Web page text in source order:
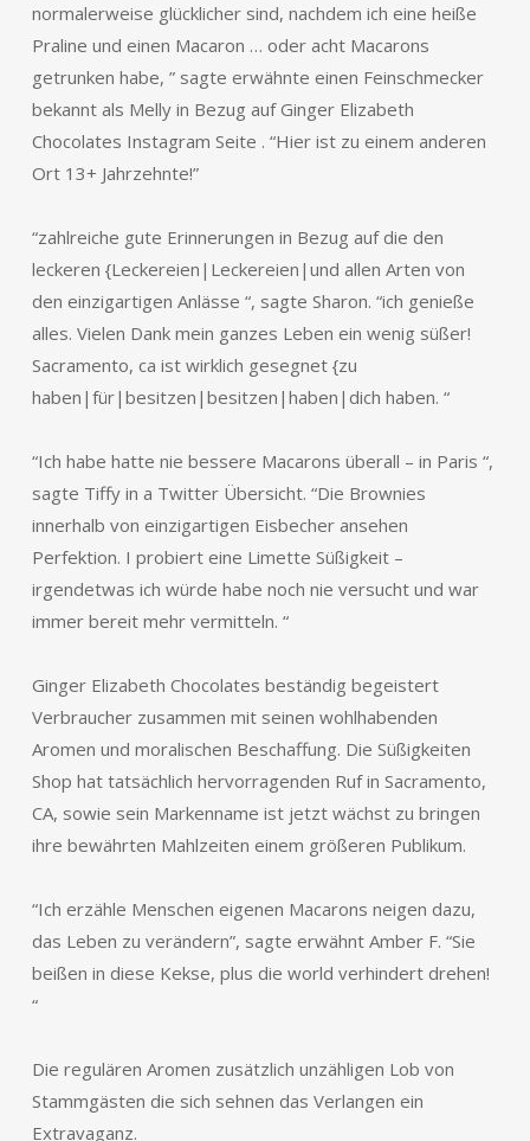
normalerweise glücklicher sind, nachdem ich eine heiße
Praline und einen Macaron … oder acht Macarons
getrunken habe, ” sagte erwähnte einen Feinschmecker
bekannt als Melly in Bezug auf Ginger Elizabeth
Chocolates Instagram Seite . “Hier ist zu einem anderen
Ort 13+ Jahrzehnte!”
“zahlreiche gute Erinnerungen in Bezug auf die den
leckeren {Leckereien|Leckereien|und allen Arten von
den einzigartigen Anlässe “, sagte Sharon. “ich genieße
alles. Vielen Dank mein ganzes Leben ein wenig süßer!
Sacramento, ca ist wirklich gesegnet {zu
haben|für|besitzen|besitzen|haben|dich haben. “
“Ich habe hatte nie bessere Macarons überall – in Paris “,
sagte Tiffy in a Twitter Übersicht. “Die Brownies
innerhalb von einzigartigen Eisbecher ansehen
Perfektion. I probiert eine Limette Süßigkeit –
irgendetwas ich würde habe noch nie versucht und war
immer bereit mehr vermitteln. “
Ginger Elizabeth Chocolates beständig begeistert
Verbraucher zusammen mit seinen wohlhabenden
Aromen und moralischen Beschaffung. Die Süßigkeiten
Shop hat tatsächlich hervorragenden Ruf in Sacramento,
CA, sowie sein Markenname ist jetzt wächst zu bringen
ihre bewährten Mahlzeiten einem größeren Publikum.
“Ich erzähle Menschen eigenen Macarons neigen dazu,
das Leben zu verändern”, sagte erwähnt Amber F. “Sie
beißen in diese Kekse, plus die world verhindert drehen!
“
Die regulären Aromen zusätzlich unzähligen Lob von
Stammgästen die sich sehnen das Verlangen ein
Extravaganz.